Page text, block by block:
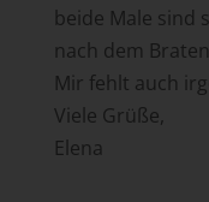
beide Male sind
nach dem
Mir fehlt auch
Viele Grüße,
Elena